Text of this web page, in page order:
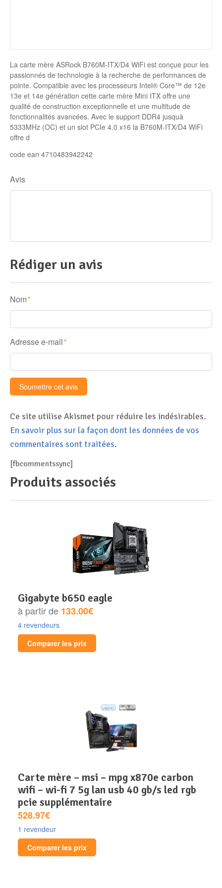
La carte mère ASRock B760M-ITX/D4 WiFi est conçue pour les
passionnés de technologie à la recherche de performances de
pointe. Compatible avec les processeurs Intel® Core™ de 12e
13e et 14e génération cette carte mère Mini ITX offre une
qualité de construction exceptionnelle et une multitude de
fonctionnalités avancées. Avec le support DDR4 jusquà
5333MHz (OC) et un slot PCIe 4.0 x16 la B760M-ITX/D4 WiFi
offre d
code ean 4710483942242
Avis
Rédiger un avis
Nom *
Adresse e-mail *
Ce site utilise Akismet pour réduire les indésirables.
En savoir plus sur la façon dont les données de vos
commentaires sont traitées.
[fbcommentssync]
Produits associés
gigabyte b650 eagle
à partir de 133.00€
4 revendeurs
Comparer les prix
carte mère – msi – mpg x870e carbon
wifi – wi-fi 7 5g lan usb 40 gb/s led rgb
pcie supplémentaire
528.97€
1 revendeur
Comparer les prix